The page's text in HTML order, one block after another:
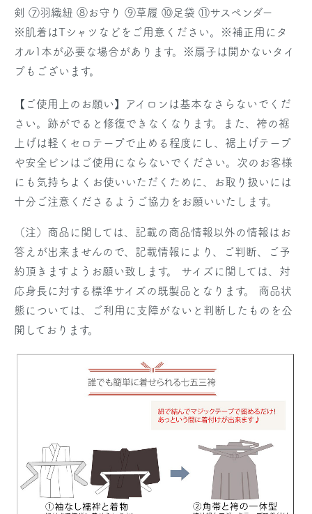
剣 ⑦羽織紐 ⑧お守り ⑨草履 ⑩足袋 ⑪サスペンダー
※肌着はTシャツなどをご用意ください。
※補正用にタ
オル1本が必要な場合があります。
※扇子は開かないタイ
プもございます。
【ご使用上のお願い】アイロンは基本なさらないでくだ
さい。跡がでると修復できなくなります。また、袴の裾
上げは軽くセロテープで止める程度にし、裾上げテープ
や安全ピンはご使用にならないでください。次のお客様
にも気持ちよくお使いいただくために、お取り扱いには
十分ご注意くださるようご協力をお願いいたします。
（注）商品に関しては、記載の商品情報以外の情報はお
答えが出来ませんので、記載情報により、ご判断、ご予
約頂きますようお願い致します。 サイズに関しては、対
応身長に対する標準サイズの既製品となります。 商品状
態については、ご利用に支障がないと判断したものを公
開しております。